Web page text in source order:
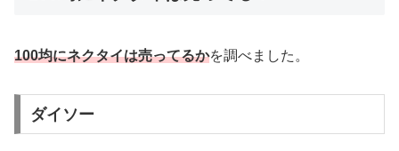
100均にネクタイは売ってるかを調べました。
ダイソー